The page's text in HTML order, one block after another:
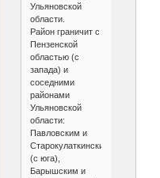
Ульяновской
области.
Район граничит с
Пензенской
областью (с
запада) и
соседними
районами
Ульяновской
области:
Павловским и
Старокулаткинским
(с юга),
Барышским и